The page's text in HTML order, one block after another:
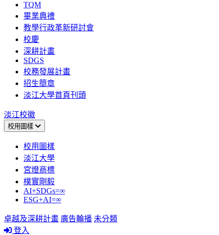
TQM
畢業典禮
教學行政革新研討會
校慶
深耕計畫
SDGS
校務發展計畫
招生簡章
淡江大學首頁刊頭
淡江校徽
校用圖樣
校用圖樣
淡江大學
宮燈商標
樸實剛毅
AI+SDGs=∞
ESG+AI=∞
卓越及深耕計畫 廣告輪播 未分類
登入